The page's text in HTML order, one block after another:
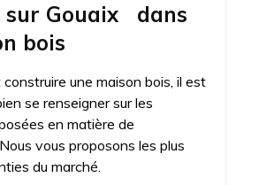
sur Gouaix dans
bois
une maison bois, il est
se renseigner sur les
en matière de
vous proposons les plus
du marché.